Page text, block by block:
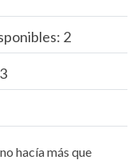
2
hacía más que